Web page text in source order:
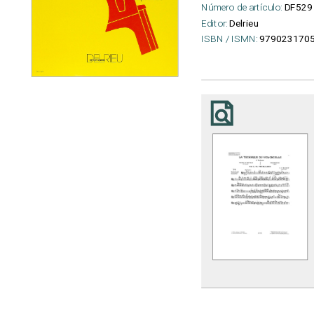
Número de artículo: DF529
Editor:Delrieu
ISBN / ISMN: